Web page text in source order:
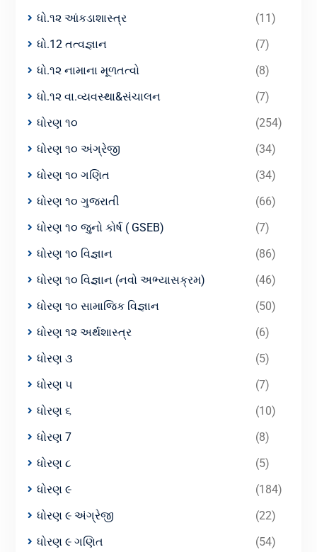
ધો.૧૨ આંકડાશાસ્ત્ર
(11)
ધો.12 તત્વજ્ઞાન
(7)
ધો.૧૨ નામાના મૂળતત્વો
(8)
ધો.૧૨ વા.વ્યવસ્થા&સંચાલન
(7)
ધોરણ ૧૦
(254)
ધોરણ ૧૦ અંગ્રેજી
(34)
ધોરણ ૧૦ ગણિત
(34)
ધોરણ ૧૦ ગુજરાતી
(66)
ધોરણ ૧૦ જુનો કોર્ષ ( GSEB)
(7)
ધોરણ ૧૦ વિજ્ઞાન
(86)
ધોરણ ૧૦ વિજ્ઞાન (નવો અભ્યાસક્રમ)
(46)
ધોરણ ૧૦ સામાજિક વિજ્ઞાન
(50)
ધોરણ ૧૨ અર્થશાસ્ત્ર
(6)
ધોરણ ૩
(5)
ધોરણ ૫
(7)
ધોરણ ૬
(10)
ધોરણ 7
(8)
ધોરણ ૮
(5)
ધોરણ ૯
(184)
ધોરણ ૯ અંગ્રેજી
(22)
ધોરણ ૯ ગણિત
(54)